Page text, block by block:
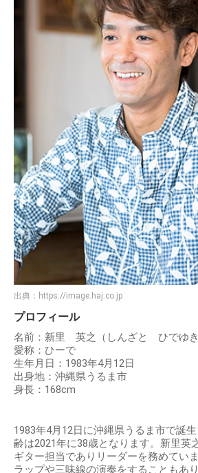
出典： https://image.haj.co.jp
プロフィール
名前：新里 英之（しんざと ひでゆき
愛称：ひーで
生年月日：1983年4月12日
出身地：沖縄県うるま市
身長：168cm
1983年4月12日に沖縄県うるま市で誕
齢は2021年に38歳となります。新里英
ギター担当でありリーダーを務めてい
ラップや三味線の演奏をすることもあり